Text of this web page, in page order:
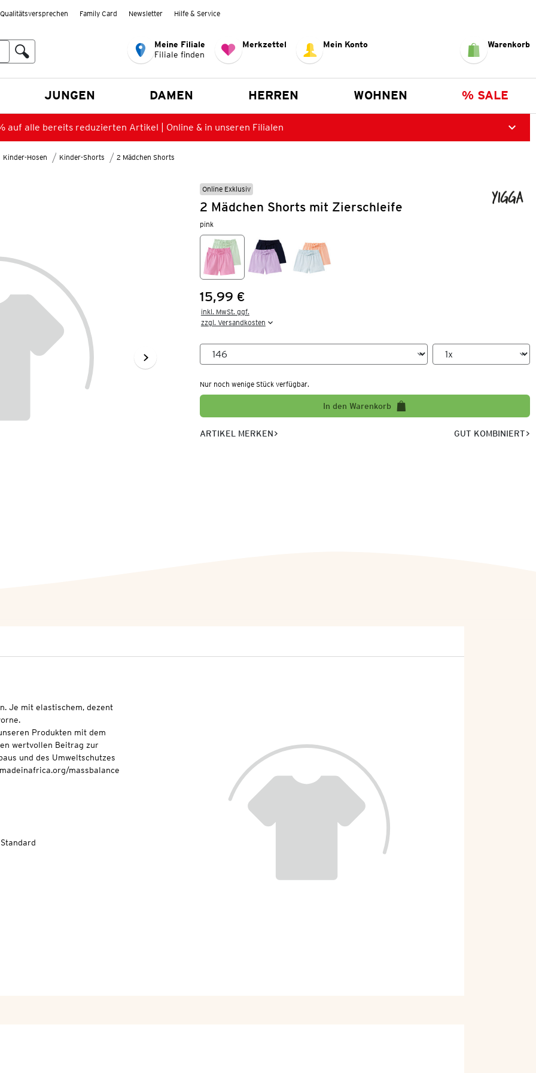
Qualitätsversprechen Family Card Newsletter Hilfe & Service
Meine Filiale
Filiale finden
Merkzettel Mein Konto Warenkorb
JUNGEN DAMEN HERREN WOHNEN % SALE
auf alle bereits reduzierten Artikel | Online & in unseren Filialen
Kinder-Hosen Kinder-Shorts 2 Mädchen Shorts
Online Exklusiv
2 Mädchen Shorts mit Zierschleife
pink
Preis:
15,99 €
inkl. MwSt. ggf.
zzgl. Versandkosten
Nur noch wenige Stück verfügbar.
In den Warenkorb
ARTIKEL MERKEN GUT KOMBINIERT
Je mit elastischem, dezent
Produkten mit dem
wertvollen Beitrag zur
und des Umweltschutzes
massbalance